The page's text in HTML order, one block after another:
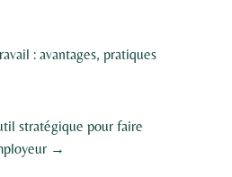
: avantages, pratiques
stratégique pour faire
→